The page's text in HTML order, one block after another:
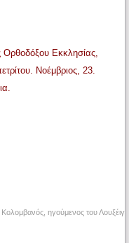
Ορθοδόξου Εκκλησίας,
Νοέμβριος, 23.
ηγούμενος του Λουξέιγ